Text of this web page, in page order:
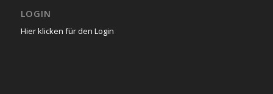
LOGIN
Hier klicken für den Login